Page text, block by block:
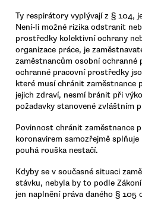
Ty respirátory vyplývají z § 104,
Není-li možné rizika odstranit
prostředky kolektivní ochrany
organizace práce, je
zaměstnancům osobní
ochranné pracovní prostředky
které musí chránit zaměstnance
jejich zdraví, nesmí bránit při
požadavky stanovené zvláštním
Povinnost chránit zaměstnance
koronavirem samozřejmě
pouhá rouška nestačí.
Kdyby se v současné situaci
stávku, nebyla by to podle
jen naplnění práva daného § 105